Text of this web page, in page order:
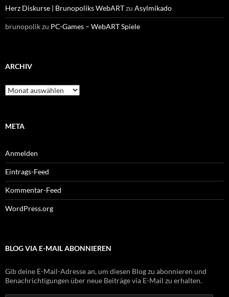
Herz Diskurse | Brunopoliks WebARTzu Asylmikado
brunopolikzu PC-Games – WebART Spiele
ARCHIV
Archiv
META
Anmelden
Eintrags-Feed
Kommentar-Feed
WordPress.org
BLOG VIA E-MAIL ABONNIEREN
Gib deine E-Mail-Adresse an, um diesen Blog zu abonnieren und
Benachrichtigungen über neue Beiträge via E-Mail zu erhalten.